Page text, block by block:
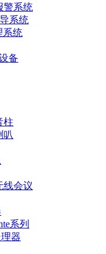
警系统
系统
系统
备
柱
叭
线会议
系列
器